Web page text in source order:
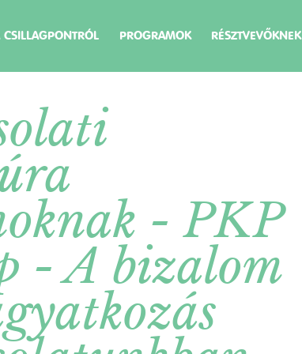
CSILLAGPONTRÓL PROGRAMOK RÉSZTVEVŐKNEK
- PKP
- A bizalom